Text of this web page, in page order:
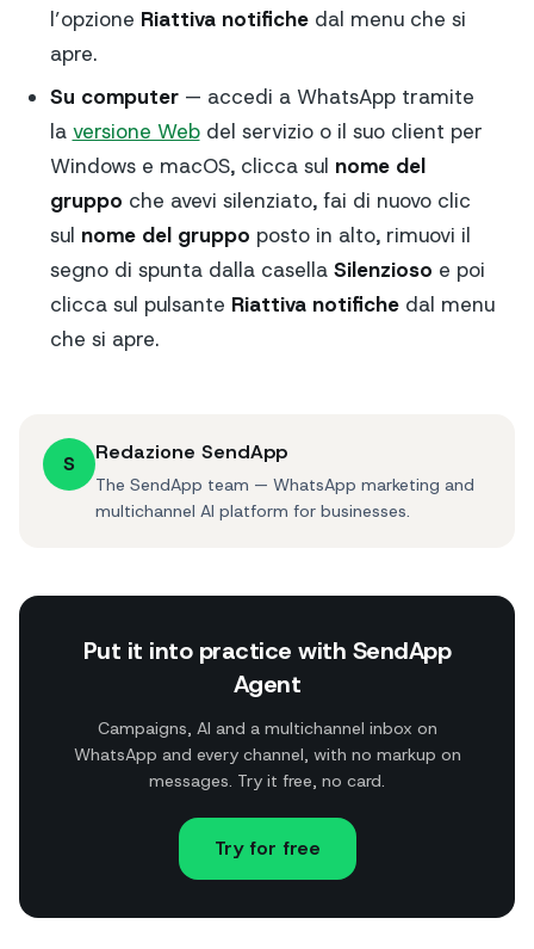
l’opzione Riattiva notifichedal menu che si
apre.
Su computer— accedi a WhatsApp tramite
la versione Webdel servizio o il suo client per
Windows e macOS, clicca sul nome del
gruppo che avevi silenziato, fai di nuovo clic
sul nome del gruppo posto in alto, rimuovi il
segno di spunta dalla casella Silenzioso e poi
clicca sul pulsante Riattiva notifichedal menu
che si apre.
S Redazione SendApp
The SendApp team — WhatsApp marketing and
multichannel AI platform for businesses.
Put it into practice with SendApp
Agent
Campaigns, AI and a multichannel inbox on
WhatsApp and every channel, with no markup on
messages. Try it free, no card.
Try for free